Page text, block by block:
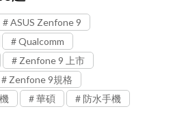
ASUS Zenfone 9
Qualcomm
Zenfone 9 上市
Zenfone 9規格
華碩
防水手機